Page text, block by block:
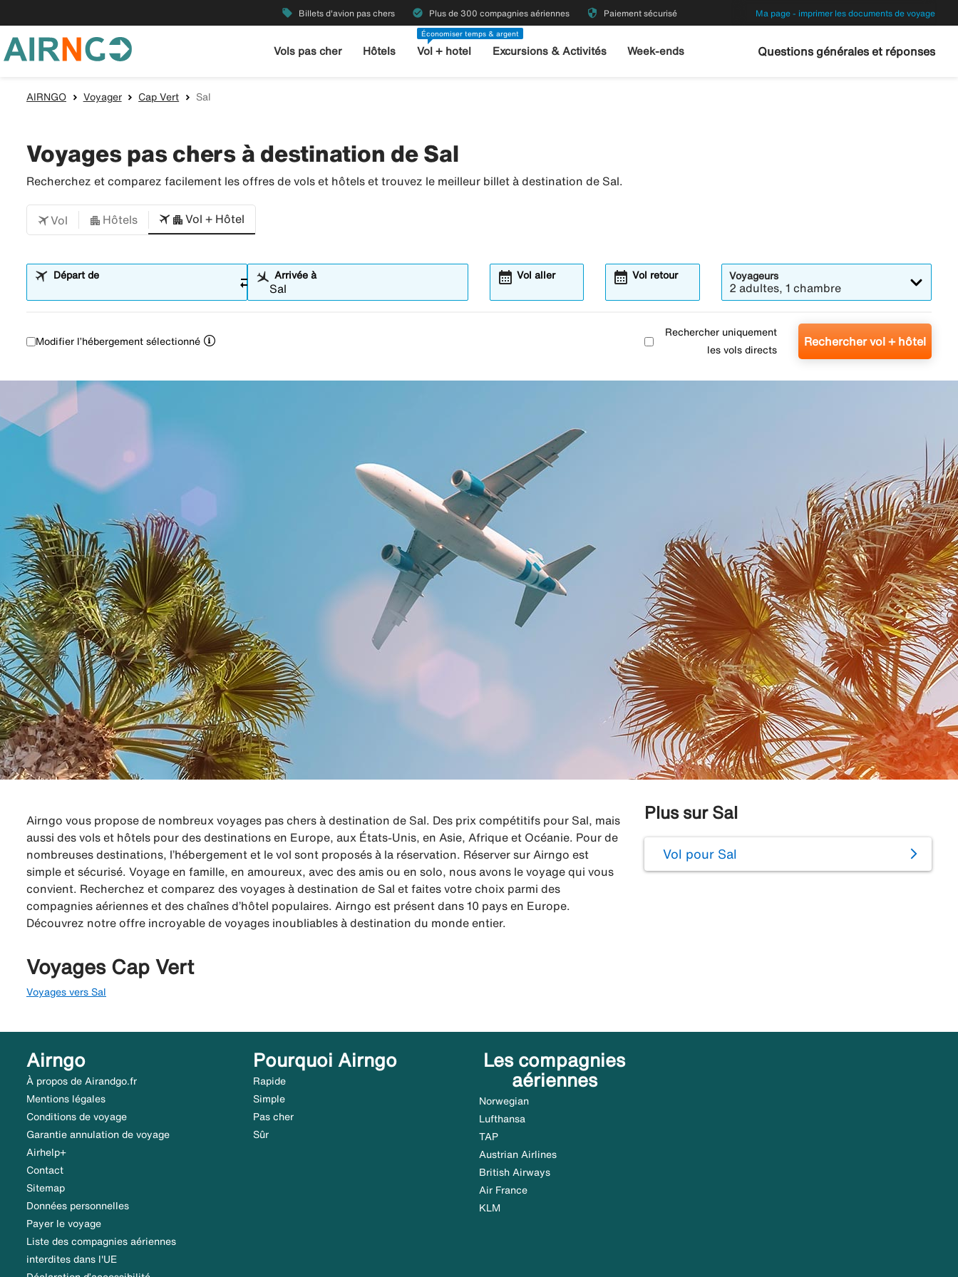
local_offer Billets d'avion pas chers check_circle Plus de 300 compagnies aériennes security Paiement sécurisé Ma page - imprimer les documents de voyage
Vols pas cher Hôtels
Économiser temps & argent
Vol + hotel Excursions & Activités Week-ends Questions générales et réponses
AIRNGO Voyager Cap Vert Sal
Voyages pas chers à destination de Sal
Recherchez et comparez facilement les offres de vols et hôtels et trouvez le meilleur billet à destination de Sal.
Vol Hôtels Vol + Hôtel
Départ de sync_alt Arrivée à Vol aller
calendar_month Vol retour
calendar_month Voyageurs
2 adultes, 1 chambre
Modifier l’hébergement sélectionné
Rechercher uniquement
les vols directs
Rechercher vol + hôtel
Airngo vous propose de nombreux voyages pas chers à destination de Sal. Des prix compétitifs pour Sal, mais
aussi des vols et hôtels pour des destinations en Europe, aux États-Unis, en Asie, Afrique et Océanie. Pour de
nombreuses destinations, l’hébergement et le vol sont proposés à la réservation. Réserver sur Airngo est
simple et sécurisé. Voyage en famille, en amoureux, avec des amis ou en solo, nous avons le voyage qui vous
convient. Recherchez et comparez des voyages à destination de Sal et faites votre choix parmi des
compagnies aériennes et des chaînes d’hôtel populaires. Airngo est présent dans 10 pays en Europe.
Découvrez notre offre incroyable de voyages inoubliables à destination du monde entier.
Plus sur Sal
Vol pour Sal
Voyages Cap Vert
Voyages vers Sal
Airngo
À propos de Airandgo.fr
Mentions légales
Conditions de voyage
Garantie annulation de voyage
Airhelp+
Contact
Sitemap
Données personnelles
Payer le voyage
Liste des compagnies aériennes
interdites dans l'UE
Pourquoi Airngo
Rapide
Simple
Pas cher
Sûr
Les compagnies
aériennes
Norwegian
Lufthansa
TAP
Austrian Airlines
British Airways
Air France
KLM